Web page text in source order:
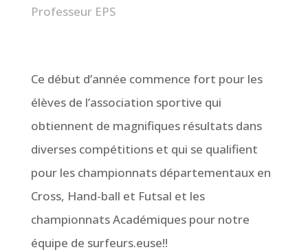
Professeur EPS
Ce début d’année commence fort pour les
élèves de l’association sportive qui
obtiennent de magnifiques résultats dans
diverses compétitions et qui se qualifient
pour les championnats départementaux en
Cross, Hand-ball et Futsal et les
championnats Académiques pour notre
équipe de surfeurs.euse!!